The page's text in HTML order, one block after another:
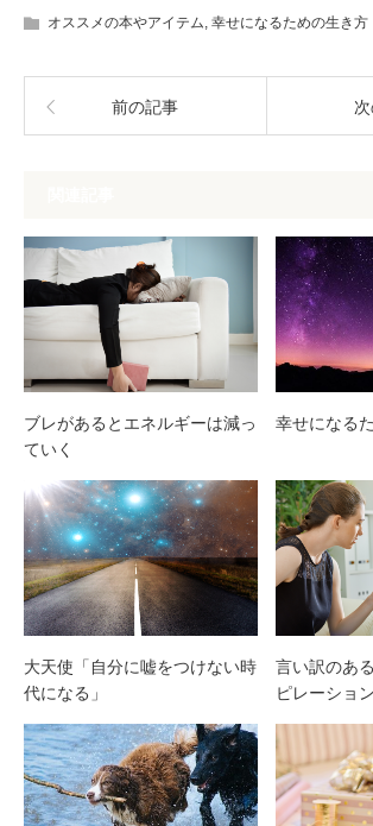
オススメの本やアイテム, 幸せになるための生き方
前の記事
ブレがあるとエネルギーは減っ
ていく
幸せになる
大天使「自分に嘘をつけない時
代になる」
言い訳のあ
ピレーショ